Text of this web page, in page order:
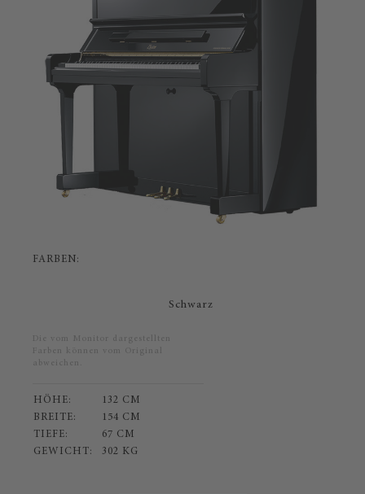
FARBEN:
Schwarz
Die vom Monitor dargestellten
Farben können vom Original
abweichen.
HÖHE:
132 CM
BREITE:
154 CM
TIEFE:
67 CM
GEWICHT:
302 KG